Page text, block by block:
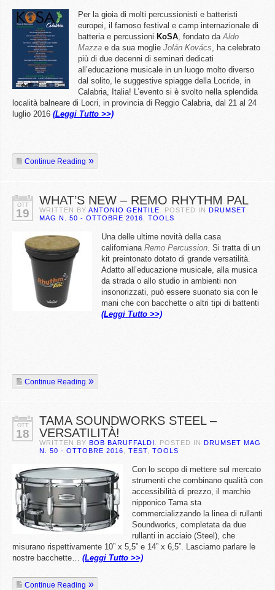
Per la gioia di molti percussionisti e batteristi
europei, il famoso festival e camp internazionale di
batteria e percussioni KoSA, fondato daAldo
Mazza e da sua moglie Jolán Kovács, ha celebrato
più di due decenni di seminari dedicati
all’educazione musicale in un luogo molto diverso
dal solito, le suggestive spiagge della Locride, in
Calabria, Italia! L’evento si è svolto nella splendida
località balneare di Locri, in provincia di Reggio Calabria, dal 21 al 24
luglio 2016 (Leggi Tutto >>)
Continue Reading
OTT
19
WHAT’S NEW – REMO RHYTHM PAL
WRITTEN BY ANTONIO GENTILE . POSTED IN DRUMSET
MAG N. 50 - OTTOBRE 2016
TOOLS
Una delle ultime novità della casa
californiana Remo Percussion. Si tratta di un
kit preintonato dotato di grande versatilità.
Adatto all’educazione musicale, alla musica
da strada o allo studio in ambienti non
insonorizzati, può essere suonato sia con le
mani che con bacchette o altri tipi di battenti
(Leggi Tutto >>)
Continue Reading
OTT
18
TAMA SOUNDWORKS STEEL –
VERSATILITÀ!
WRITTEN BY BOB BARUFFALDI . POSTED IN DRUMSET MAG
N. 50 - OTTOBRE 2016
TEST TOOLS
Con lo scopo di mettere sul mercato
strumenti che combinano qualità con
accessibilità di prezzo, il marchio
nipponico Tama sta
commercializzando la linea di rullanti
Soundworks, completata da due
rullanti in acciaio (Steel), che
misurano rispettivamente 10” x 5,5” e 14” x 6,5”. Lasciamo parlare le
nostre bacchette… (Leggi Tutto >>)
Continue Reading